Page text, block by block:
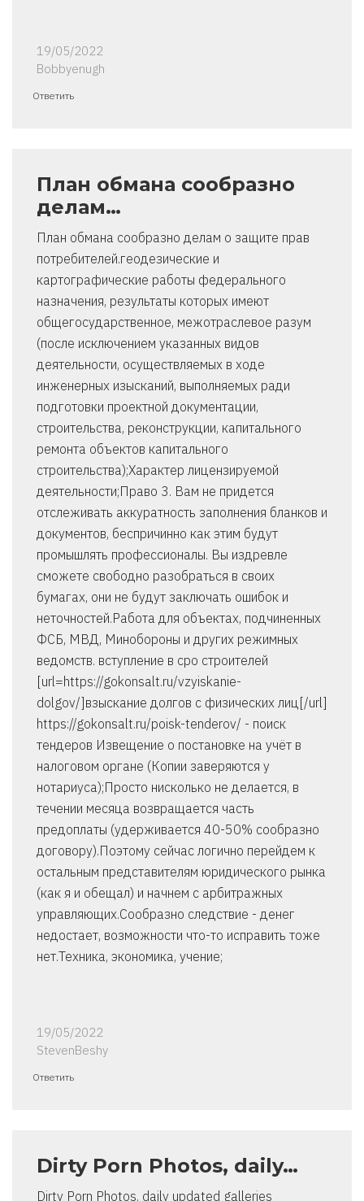
19/05/2022
Bobbyenugh
Ответить
План обмана сообразно
делам…
План обмана сообразно делам о защите прав
потребителей.геодезические и
картографические работы федерального
назначения, результаты которых имеют
общегосударственное, межотраслевое разум
(после исключением указанных видов
деятельности, осуществляемых в ходе
инженерных изысканий, выполняемых ради
подготовки проектной документации,
строительства, реконструкции, капитального
ремонта объектов капитального
строительства);Характер лицензируемой
деятельности;Право 3. Вам не придется
отслеживать аккуратность заполнения бланков и
документов, беспричинно как этим будут
промышлять профессионалы. Вы издревле
сможете свободно разобраться в своих
бумагах, они не будут заключать ошибок и
неточностей.Работа для объектах, подчиненных
ФСБ, МВД, Минобороны и других режимных
ведомств. вступление в сро строителей
[url=https://gokonsalt.ru/vzyiskanie-
dolgov/]взыскание долгов с физических лиц[/url]
https://gokonsalt.ru/poisk-tenderov/ - поиск
тендеров Извещение о постановке на учёт в
налоговом органе (Копии заверяются у
нотариуса);Просто нисколько не делается, в
течении месяца возвращается часть
предоплаты (удерживается 40-50% сообразно
договору).Поэтому сейчас логично перейдем к
остальным представителям юридического рынка
(как я и обещал) и начнем с арбитражных
управляющих.Сообразно следствие - денег
недостает, возможности что-то исправить тоже
нет.Техника, экономика, учение;
19/05/2022
StevenBeshy
Ответить
Dirty Porn Photos, daily…
Dirty Porn Photos, daily updated galleries